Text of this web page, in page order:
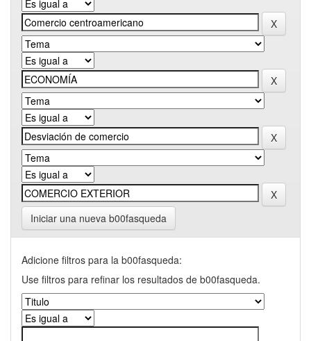
Iniciar una nueva b00fasqueda
Adicione filtros para la b00fasqueda:
Use filtros para refinar los resultados de b00fasqueda.